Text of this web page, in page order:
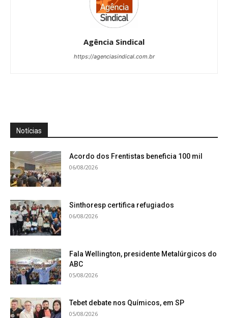
Agência Sindical
https://agenciasindical.com.br
Notícias
Acordo dos Frentistas beneficia 100 mil
06/08/2026
Sinthoresp certifica refugiados
06/08/2026
Fala Wellington, presidente Metalúrgicos do
ABC
05/08/2026
Tebet debate nos Químicos, em SP
05/08/2026